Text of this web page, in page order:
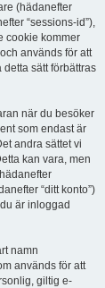
(hädanefter
“sessions-id”),
cookie kommer
används för att
sätt förbättras
när du besöker
som endast är
andra sättet vi
kan vara, men
“ditt konto”)
är inloggad
namn
används för att
giltig e-